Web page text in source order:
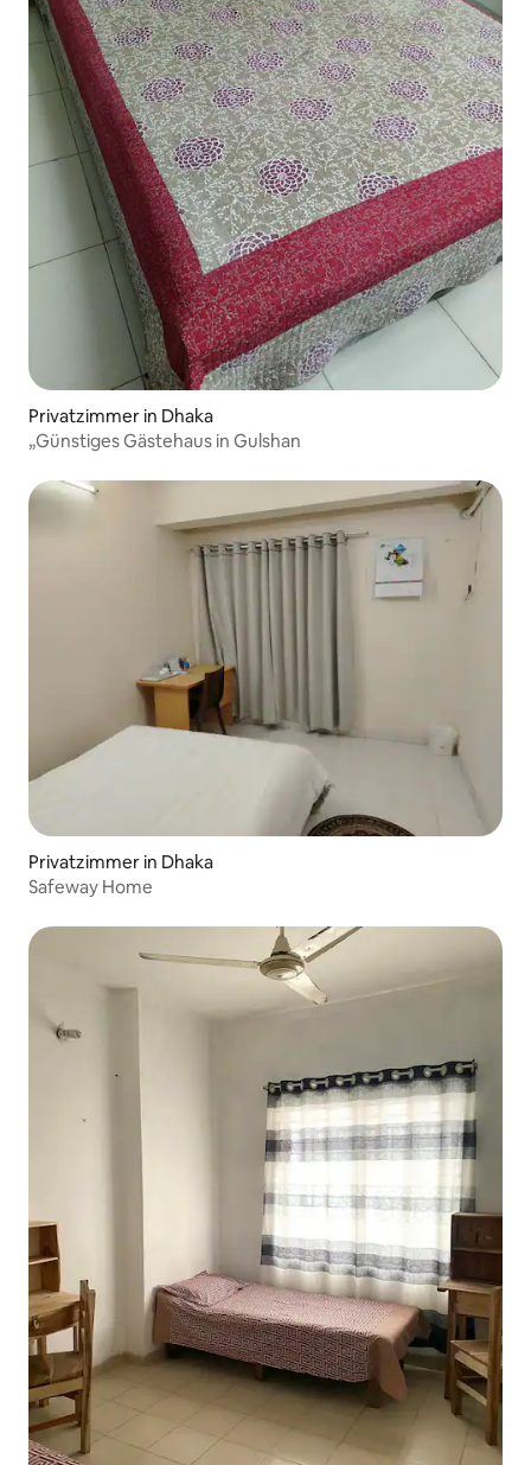
Privatzimmer in Dhaka
„Günstiges Gästehaus in Gulshan
Privatzimmer in Dhaka
Safeway Home